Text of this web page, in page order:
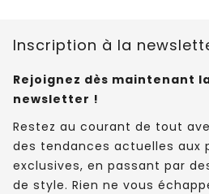
Inscription à la
Rejoignez dès maintenant
newsletter !
Restez au courant de tout
des tendances actuelles aux
exclusives, en passant par
de style. Rien ne vous